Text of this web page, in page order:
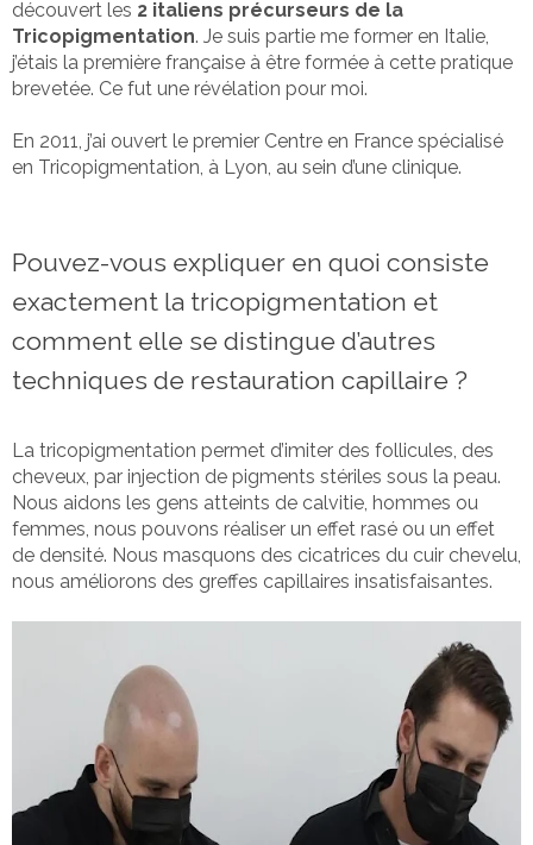
découvert les 2 italiens précurseurs de la
Tricopigmentation. Je suis partie me former en Italie,
j’étais la première française à être formée à cette pratique
brevetée. Ce fut une révélation pour moi.
En 2011, j’ai ouvert le premier Centre en France spécialisé
en Tricopigmentation, à Lyon, au sein d’une clinique.
Pouvez-vous expliquer en quoi consiste
exactement la tricopigmentation et
comment elle se distingue d’autres
techniques de restauration capillaire ?
La tricopigmentation permet d’imiter des follicules, des
cheveux, par injection de pigments stériles sous la peau.
Nous aidons les gens atteints de calvitie, hommes ou
femmes, nous pouvons réaliser un effet rasé ou un effet
de densité. Nous masquons des cicatrices du cuir chevelu,
nous améliorons des greffes capillaires insatisfaisantes.